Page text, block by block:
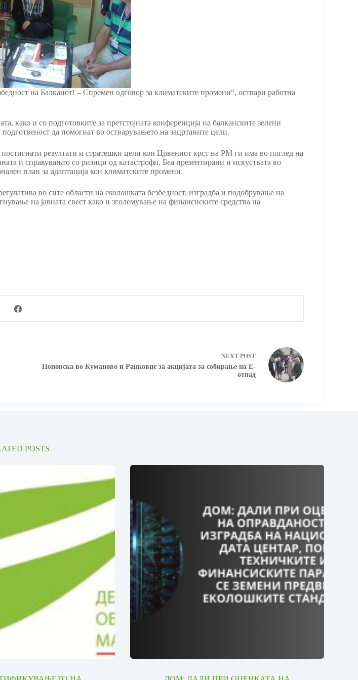
на Балканот! – Спремен одговор за климатските промени“, оствари работна
како и со подготовките за претстојната конференција на балканските зелени
да помогнат во остварувањето на зацртаните цели.
резултати и стратешки цели кои Црвениот крст на РМ ги има во поглед на
и справувањто со ризици од катастрофи. Беа презентирани и искуствата во
план за адаптација кон климатските промени.
во сите области на еколошката безбедност, изградба и подобрување на
на јавната свест како и зголемување на финансиските средства на
NEXT POST
Поповска во Куманово и Ранковце за акцијата за собирање на Е-
отпад
POSTS